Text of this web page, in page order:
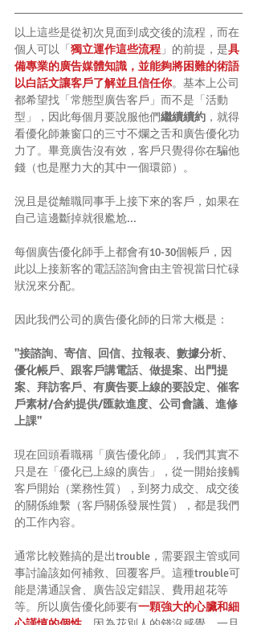
以上這些是從初次見面到成交後的流程，而在
個人可以「 獨立運作這些流程 」的前提，是具
備專業的廣告媒體知識，並能夠將困難的術語
以白話文讓客戶了解並且信任你。基本上公司
都希望找「常態型廣告客戶」而不是「活動
型」，因此每個月要說服他們繼續續約 ，就得
看優化師兼窗口的三寸不爛之舌和廣告優化功
力了。畢竟廣告沒有效，客戶只覺得你在騙他
錢（也是壓力大的其中一個環節）。
況且是從離職同事手上接下來的客戶，如果在
自己這邊斷掉就很尷尬...
每個廣告優化師手上都會有10-30個帳戶，因
此以上接新客的電話諮詢會由主管視當日忙碌
狀況來分配。
因此我們公司的廣告優化師的日常大概是：
"接諮詢、寄信、回信、拉報表、數據分析、
優化帳戶、跟客戶講電話、做提案、出門提
案、拜訪客戶、有廣告要上線的要設定、催客
戶素材/合約提供/匯款進度、公司會議、進修
上課"
現在回頭看職稱「廣告優化師」，我們其實不
只是在「優化已上線的廣告」，從一開始接觸
客戶開始（業務性質），到努力成交、成交後
的關係維繫（客戶關係發展性質），都是我們
的工作內容。
通常比較難搞的是出trouble，需要跟主管或同
事討論該如何補救、回覆客戶。這種trouble可
能是溝通誤會、廣告設定錯誤、費用超花等
等。所以廣告優化師要有一顆強大的心臟和細